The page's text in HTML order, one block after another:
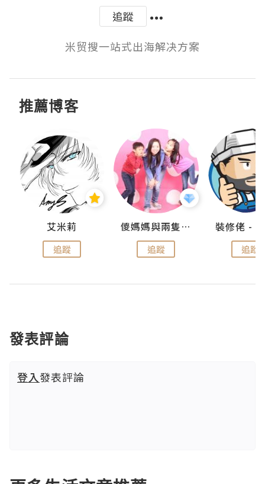
追蹤
米贸搜一站式出海解决方案
推薦博客
艾米莉
追蹤
儍媽媽與兩隻小魔怪之家
追蹤 追蹤
發表評論
登入發表評論